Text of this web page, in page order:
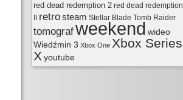
red dead redemption 2 red dead redemption
retrosteam Stellar Blade Tomb Raider
tomografweekend wideo
Wiedźmin 3 Xbox One Xbox Series
X youtube